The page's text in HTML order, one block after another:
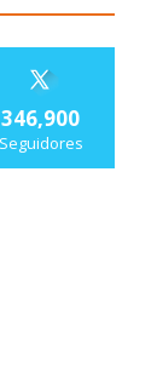
346,900
Seguidores